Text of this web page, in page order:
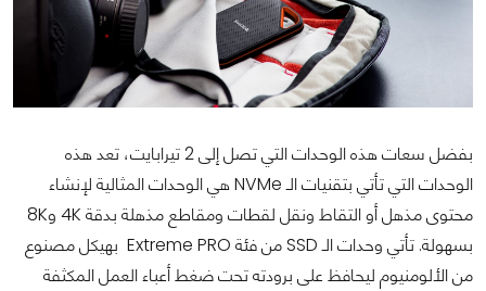
بفضل سعات هذه الوحدات التي تصل إلى 2 تيرابايت، تعد هذه
الوحدات التي تأتي بتقنيات الـ NVMe هي الوحدات المثالية لإنشاء
بسهولة. تأتي وحدات الـ SSD من فئة Extreme PRO بهيكل مصنوع
من الألومنيوم ليحافظ على برودته تحت ضغط أعباء العمل المكثفة